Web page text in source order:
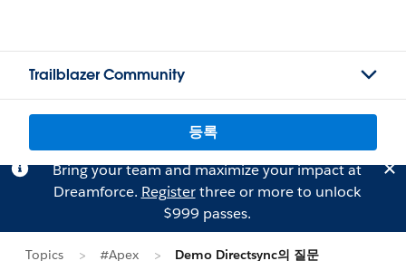
Trailblazer Community
등록
Bring your team and maximize your impact at
Dreamforce. Registerthree or more to unlock
$999 passes.
Topics #Apex Demo Directsync의 질문